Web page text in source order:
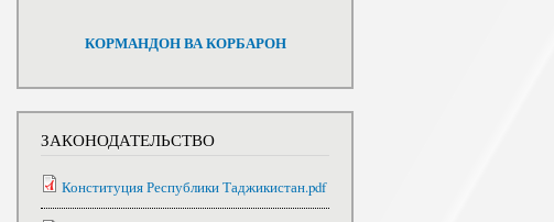
КОРМАНДОН ВА КОРБАРОН
ЗАКОНОДАТЕЛЬСТВО
Конституция Республики Таджикистан.pdf